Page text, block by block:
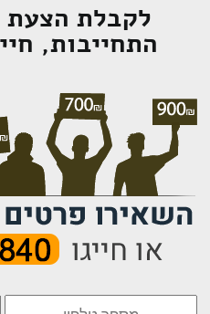
לקבלת הצעת
התחייבות,